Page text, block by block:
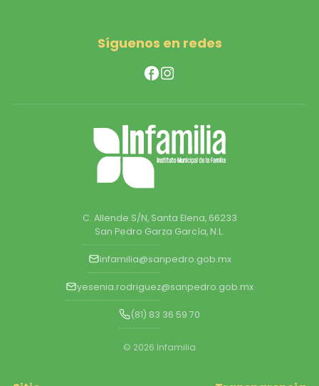
Síguenos en redes
C. Allende S/N, Santa Elena, 66233
San Pedro Garza García, N.L.
infamilia@sanpedro.gob.mx
yesenia.rodriguez@sanpedro.gob.mx
(81) 83 36 59 70
© 2026 Infamilia